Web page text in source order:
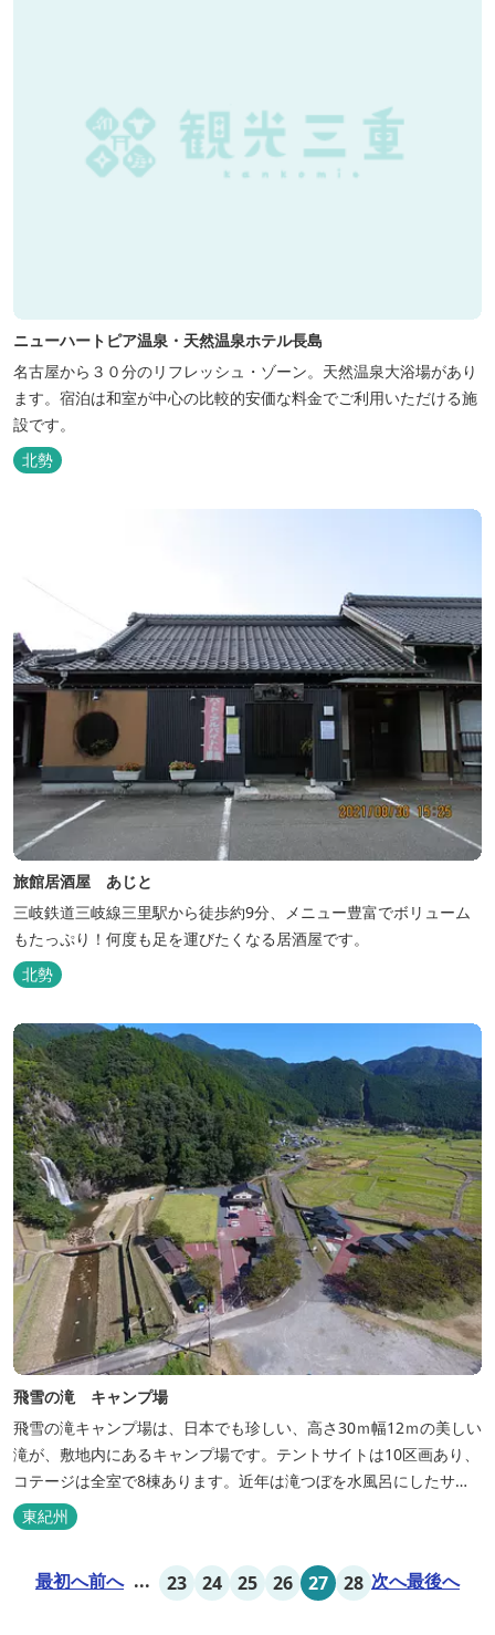
ニューハートピア温泉・天然温泉ホテル長島
名古屋から３０分のリフレッシュ・ゾーン。天然温泉大浴場があり
ます。宿泊は和室が中心の比較的安価な料金でご利用いただける施
設です。
北勢
旅館居酒屋 あじと
三岐鉄道三岐線三里駅から徒歩約9分、メニュー豊富でボリューム
もたっぷり！何度も足を運びたくなる居酒屋です。
北勢
飛雪の滝 キャンプ場
飛雪の滝キャンプ場は、日本でも珍しい、高さ30ｍ幅12ｍの美しい
滝が、敷地内にあるキャンプ場です。テントサイトは10区画あり、
コテージは全室で8棟あります。近年は滝つぼを水風呂にしたサウ
ナが人気です。
東紀州
最初へ前へ ... 23 24 25 26 27 28 次へ最後へ